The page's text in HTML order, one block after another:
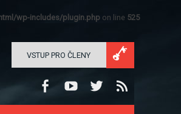
wp-includes/plugin.php on line 525
VSTUP PRO ČLENY